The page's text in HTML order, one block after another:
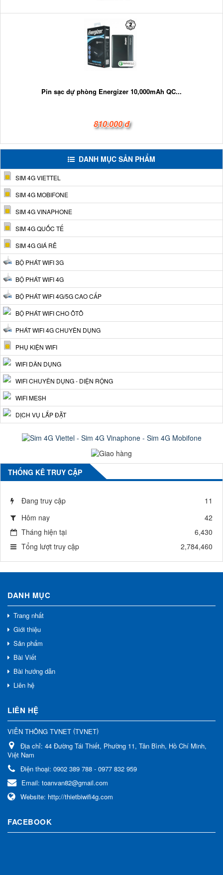
Pin sạc dự phòng Energizer 10,000mAh QC...
810.000 đ
DANH MỤC SẢN PHẨM
SIM 4G VIETTEL
SIM 4G MOBIFONE
SIM 4G VINAPHONE
SIM 4G QUỐC TẾ
SIM 4G GIÁ RẺ
BỘ PHÁT WIFI 3G
BỘ PHÁT WIFI 4G
BỘ PHÁT WIFI 4G/5G CAO CẤP
BỘ PHÁT WIFI CHO ÔTÔ
PHÁT WIFI 4G CHUYÊN DỤNG
PHỤ KIỆN WIFI
WIFI DÂN DỤNG
WIFI CHUYÊN DỤNG - DIỆN RỘNG
WIFI MESH
DỊCH VỤ LẮP ĐẶT
THỐNG KÊ TRUY CẬP
Đang truy cập
11
Hôm nay
42
Tháng hiện tại
6,430
Tổng lượt truy cập
2,784,460
DANH MỤC
Trang nhất
Giới thiệu
Sản phẩm
Bài Viết
Bài hướng dẫn
Liên hệ
LIÊN HỆ
VIỄN THÔNG TVNET (TVNET)
Địa chỉ: 44 Đường Tái Thiết, Phường 11, Tân Bình, Hồ Chí Minh,
Việt Nam
Điện thoại: 0902 389 788 - 0977 832 959
Email: toanvan82@gmail.com
Website: http://thietbiwifi4g.com
FACEBOOK